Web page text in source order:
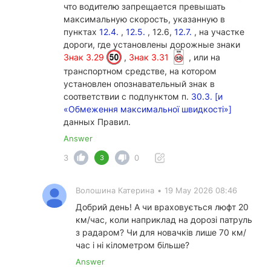
что водителю запрещается превышать
максимальную скорость, указанную в
пунктах 12.4. , 12.5. , 12.6, 12.7. , на участке
дороги, где установлены дорожные знаки
Знак 3.29
, Знак 3.31
, или на
транспортном средстве, на котором
установлен опознавательный знак в
соответствии с подпунктом п. 30.3. [и
«Обмеження максимальної швидкості»]
данных Правил.
Answer
3
3 0
Волошина Катерина • 19 May 2026 08:46
Добрий день! А чи враховується люфт 20
км/час, коли наприклад на дорозі патруль
з радаром? Чи для новачків лише 70 км/
час і ні кілометром більше?
Answer